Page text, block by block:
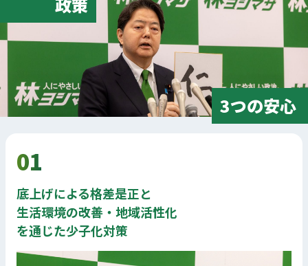
3つの安心
01
底上げによる格差是正と
生活環境の改善・地域活性化
を通じた少子化対策